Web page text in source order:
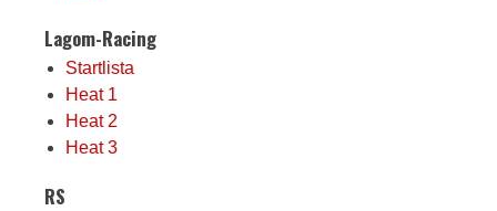
Lagom-Racing
Startlista
Heat 1
Heat 2
Heat 3
RS